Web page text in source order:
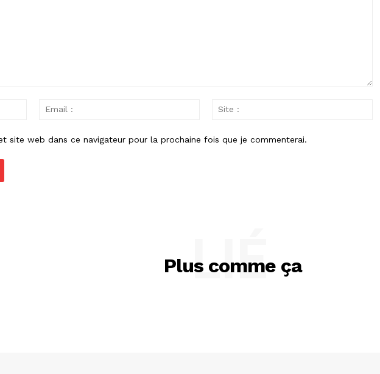
Email
site web dans ce navigateur pour la prochaine fois que je commenterai.
Plus comme ça
LIÉ